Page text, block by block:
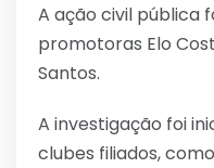
A ação civil pública
promotoras Elo
Santos.
A investigação foi
clubes filiados,